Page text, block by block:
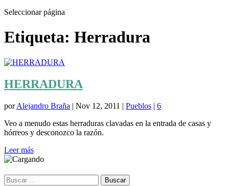
Seleccionar página
Etiqueta: Herradura
HERRADURA
porAlejandro Braña | Nov 12, 2011 | Pueblos | 6
Veo a menudo estas herraduras clavadas en la entrada de casas y
hórreos y desconozco la razón.
Leer más
Buscar: